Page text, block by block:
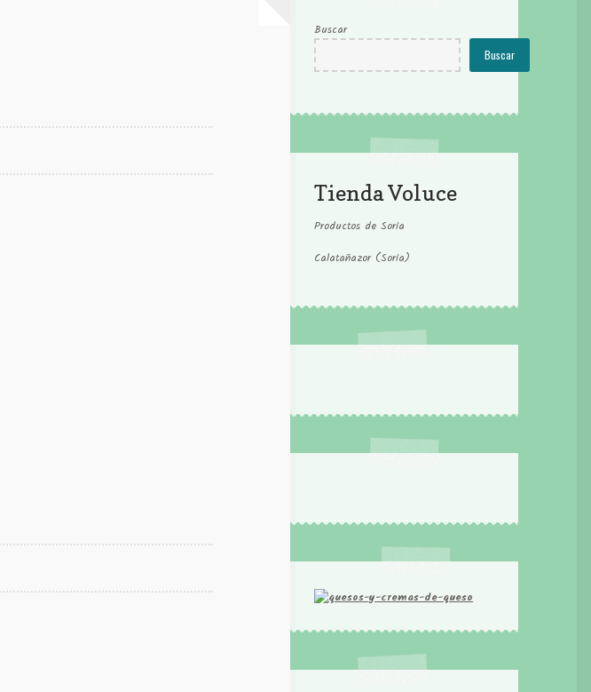
Buscar
Buscar
Tienda Voluce
Productos de Soria
Calatañazor (Soria)